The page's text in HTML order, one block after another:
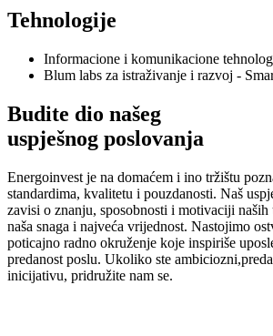
Tehnologije
Informacione i komunikacione
Blum labs za istraživanje i razvoj -
Budite dio našeg
uspješnog poslovanja
Energoinvest je na domaćem i ino tržištu
standardima, kvalitetu i pouzdanosti. Naš
zavisi o znanju, sposobnosti i motivaciji naših
naša snaga i najveća vrijednost. Nastojimo
poticajno radno okruženje koje inspiriše
predanost poslu. Ukoliko ste
inicijativu, pridružite nam se.